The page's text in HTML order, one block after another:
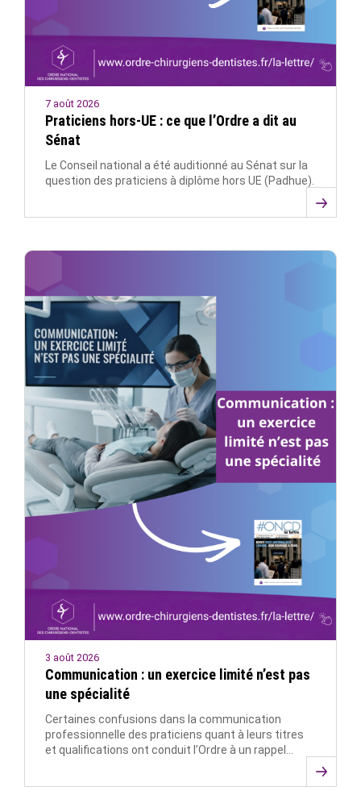
7 août 2026
Praticiens hors-UE : ce que l’Ordre a dit au
Sénat
Le Conseil national a été auditionné au Sénat sur la
question des praticiens à diplôme hors UE (Padhue).
3 août 2026
Communication : un exercice limité n’est pas
une spécialité
Certaines confusions dans la communication
professionnelle des praticiens quant à leurs titres
et qualifications ont conduit l’Ordre à un rappel…